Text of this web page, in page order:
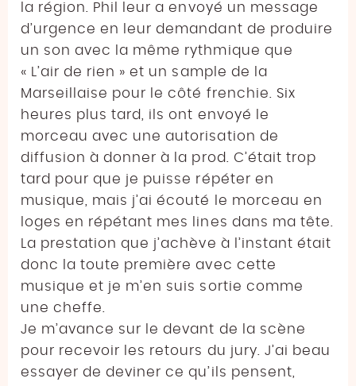
la région. Phil leur a envoyé un message
d’urgence en leur demandant de produire
un son avec la même rythmique que
« L’air de rien » et un sample de la
Marseillaise pour le côté frenchie. Six
heures plus tard, ils ont envoyé le
morceau avec une autorisation de
diffusion à donner à la prod. C’était trop
tard pour que je puisse répéter en
musique, mais j’ai écouté le morceau en
loges en répétant mes lines dans ma tête.
La prestation que j’achève à l’instant était
donc la toute première avec cette
musique et je m’en suis sortie comme
une cheffe.
Je m’avance sur le devant de la scène
pour recevoir les retours du jury. J’ai beau
essayer de deviner ce qu’ils pensent,